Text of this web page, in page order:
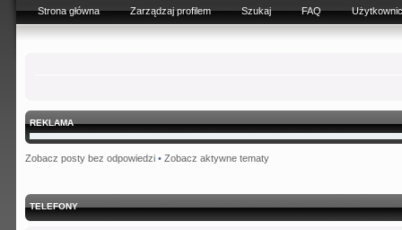
Strona główna Zarządzaj profilem Szukaj FAQ
REKLAMA
Zobacz posty bez odpowiedzi • Zobacz aktywne tematy
TELEFONY